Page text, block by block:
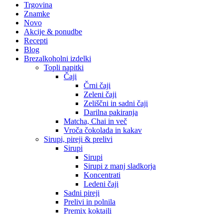
Trgovina
Znamke
Novo
Akcije & ponudbe
Recepti
Blog
Brezalkoholni izdelki
Topli napitki
Čaji
Črni čaji
Zeleni čaji
Zeliščni in sadni čaji
Darilna pakiranja
Matcha, Chai in več
Vroča čokolada in kakav
Sirupi, pireji & prelivi
Sirupi
Sirupi
Sirupi z manj sladkorja
Koncentrati
Ledeni čaji
Sadni pireji
Prelivi in polnila
Premix koktajli